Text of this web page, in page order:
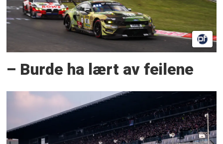
– Burde ha lært av feilene